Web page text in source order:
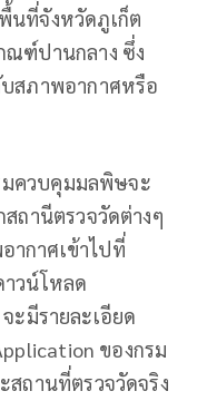
นที่จังหวัดภูเก็ต
ณฑ์ปานกลาง ซึ่ง
สภาพอากาศหรือ
มควบคุมมลพิษจะ
ถานีตรวจวัดต่างๆ
กาศเข้าไปที่
าวน์โหลด
ะมีรายละเอียด
ของกรม
ถานที่ตรวจวัดจริง